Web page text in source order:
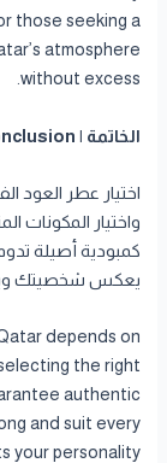
those seeking a
atmosphere
without excess.
الخاتمة | Conclusion
اختيار عطر العود
كمبودية أصيلة
يعكس شخصيتك
depends on
the right
authentic
and suit every
your personality